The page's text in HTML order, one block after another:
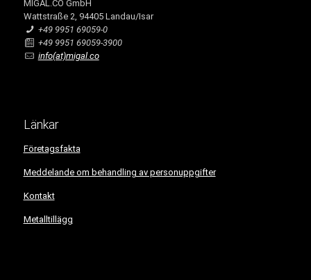
MIGAL.CO GmbH
Wattstraße 2, 94405 Landau/Isar
+49 9951 69059-0
+49 9951 69059-3900
info(at)migal.co
Länkar
Företagsfakta
Meddelande om behandling av personuppgifter
Kontakt
Metalltillägg